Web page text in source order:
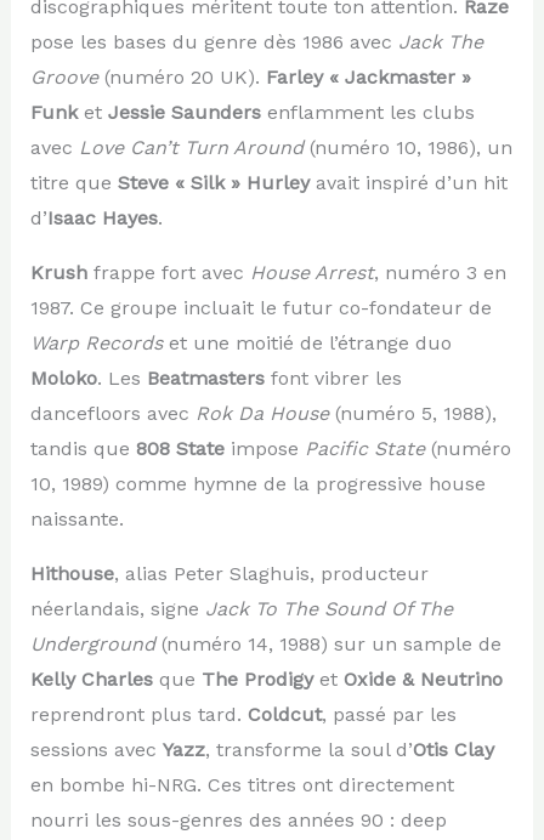
discographiques méritent toute ton attention. Raze
pose les bases du genre dès 1986 avec Jack The
Groove(numéro 20 UK). Farley « Jackmaster »
Funket Jessie Saundersenflamment les clubs
avec Love Can’t Turn Around(numéro 10, 1986), un
titre que Steve « Silk » Hurleyavait inspiré d’un hit
d’Isaac Hayes.
Krushfrappe fort avec House Arrest, numéro 3 en
1987. Ce groupe incluait le futur co-fondateur de
Warp Recordset une moitié de l’étrange duo
Moloko. Les Beatmastersfont vibrer les
dancefloors avec Rok Da House(numéro 5, 1988),
tandis que 808 Stateimpose Pacific State(numéro
10, 1989) comme hymne de la progressive house
naissante.
Hithouse, alias Peter Slaghuis, producteur
néerlandais, signe Jack To The Sound Of The
Underground(numéro 14, 1988) sur un sample de
Kelly Charlesque The Prodigyet Oxide & Neutrino
reprendront plus tard. Coldcut, passé par les
sessions avec Yazz, transforme la soul d’Otis Clay
en bombe hi-NRG. Ces titres ont directement
nourri les sous-genres des années 90 : deep